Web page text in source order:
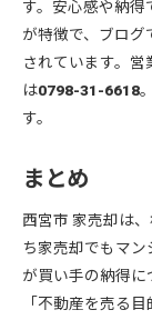
す。安心感や納得
が特徴で、ブログ
されています。営
は0798-31-6618
す。
まとめ
西宮市 家売却は
ち家売却でもマ
が買い手の納得に
「不動産を売る